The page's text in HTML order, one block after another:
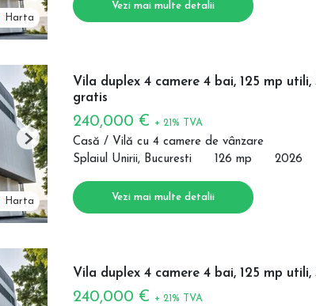
Harta
Vezi mai multe detalii
Harta
Next
Vila duplex 4 camere 4 bai, 125 mp
gratis
240,000 € + 21% TVA
Casă / Vilă cu 4 camere de vânzare
Splaiul Unirii, Bucuresti
126 mp 2026
Vezi mai multe detalii
Vila duplex 4 camere 4 bai, 125 mp
240,000 € + 21% TVA